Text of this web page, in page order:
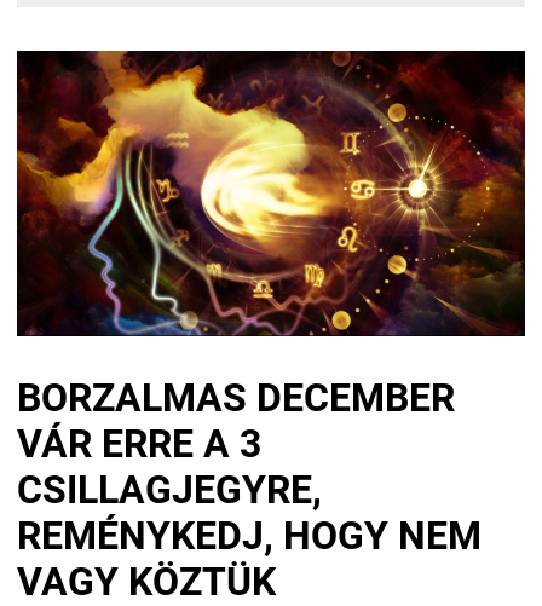
BORZALMAS DECEMBER
VÁR ERRE A 3
CSILLAGJEGYRE,
REMÉNYKEDJ, HOGY NEM
VAGY KÖZTÜK